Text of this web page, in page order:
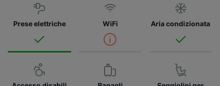
Prese elettriche WiFi Aria condizionata